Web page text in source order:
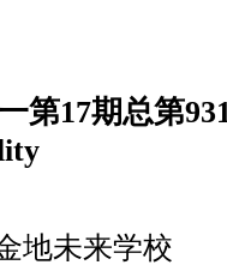
第17期总第
地未来学校